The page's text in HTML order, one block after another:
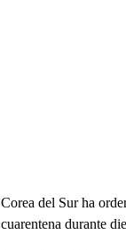
Corea del Sur ha
cuarentena durante